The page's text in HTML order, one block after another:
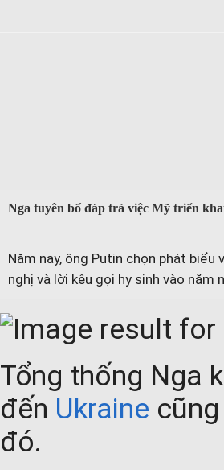
Nga tuyên bố đáp trả việc Mỹ triển
Năm nay, ông Putin chọn phát
nghị và lời kêu gọi hy sinh vào năm
Tổng thống Nga
đến Ukraine
đó.